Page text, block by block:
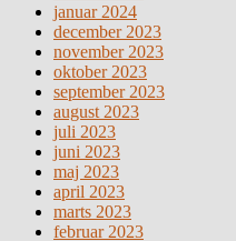
januar 2024
december 2023
november 2023
oktober 2023
september 2023
august 2023
juli 2023
juni 2023
maj 2023
april 2023
marts 2023
februar 2023